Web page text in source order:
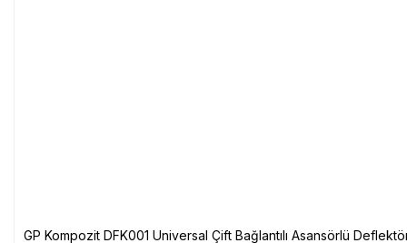
GP Kompozit DFK001 Universal Çift Bağlantılı Asansörlü